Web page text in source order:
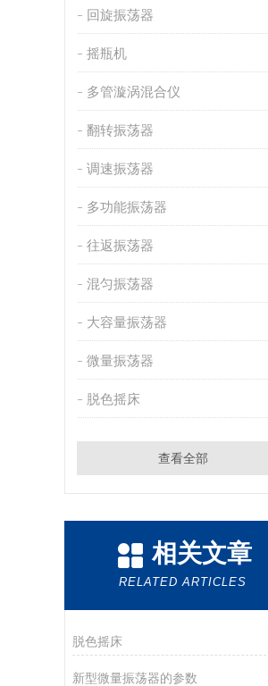
回旋振荡器
摇瓶机
多管漩涡混合仪
翻转振荡器
调速振荡器
多功能振荡器
往返振荡器
混匀振荡器
大容量振荡器
微量振荡器
脱色摇床
查看全部
相关文章
RELATED ARTICLES
脱色摇床
新型微量振荡器的参数